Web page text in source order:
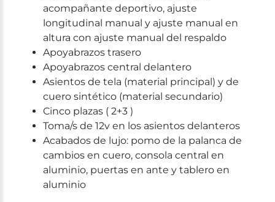
acompañante deportivo, ajuste
longitudinal manual y ajuste manual en
altura con ajuste manual del respaldo
Apoyabrazos trasero
Apoyabrazos central delantero
Asientos de tela (material principal) y de
cuero sintético (material secundario)
Cinco plazas ( 2+3 )
Toma/s de 12v en los asientos delanteros
Acabados de lujo: pomo de la palanca de
cambios en cuero, consola central en
aluminio, puertas en ante y tablero en
aluminio